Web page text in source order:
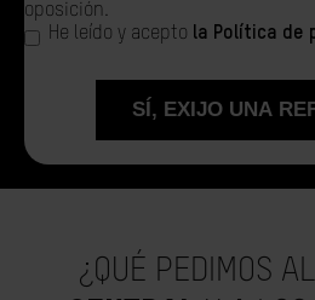
oposición.
He leído y acepto la Política de
¿QUÉ PEDIMOS AL